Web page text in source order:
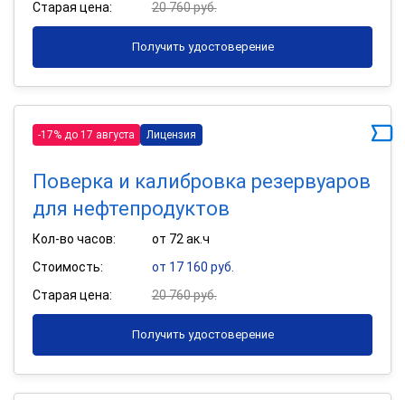
Старая цена:
20 760 руб.
Получить удостоверение
-17% до 17 августа Лицензия
Поверка и калибровка резервуаров
для нефтепродуктов
Кол-во часов:
от 72 ак.ч
Стоимость:
от 17 160 руб.
Старая цена:
20 760 руб.
Получить удостоверение